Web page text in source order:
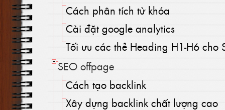
Cách phân tích từ khóa
Cài đặt google analytics
Tối ưu các thẻ Heading H1-H6 cho
SEO offpage
Cách tạo backlink
Xây dựng backlink chất lượng cao